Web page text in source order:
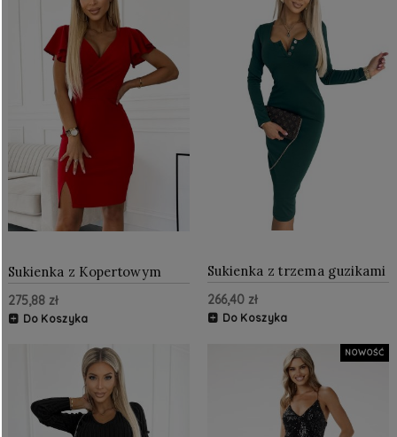
Sukienka z Kopertowym
Dekoltem Czerwona
NU479-3
275,88 zł
Do Koszyka
Sukienka z trzema guzikami
na dekolcie Butelkowa
Zieleń NU441-1
266,40 zł
Do Koszyka
NOWOŚĆ